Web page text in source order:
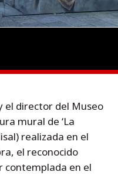
el director del Museo
mural de ‘La
realizada en el
el reconocido
contemplada en el